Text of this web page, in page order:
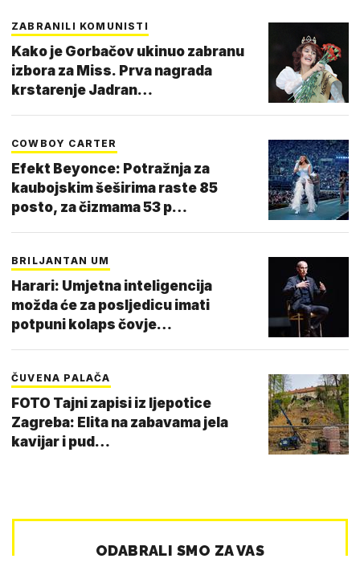
ZABRANILI KOMUNISTI
Kako je Gorbačov ukinuo zabranu
izbora za Miss. Prva nagrada
krstarenje Jadran…
COWBOY CARTER
Efekt Beyonce: Potražnja za
kaubojskim šeširima raste 85
posto, za čizmama 53 p…
BRILJANTAN UM
Harari: Umjetna inteligencija
možda će za posljedicu imati
potpuni kolaps čovje…
ČUVENA PALAČA
FOTO Tajni zapisi iz ljepotice
Zagreba: Elita na zabavama jela
kavijar i pud…